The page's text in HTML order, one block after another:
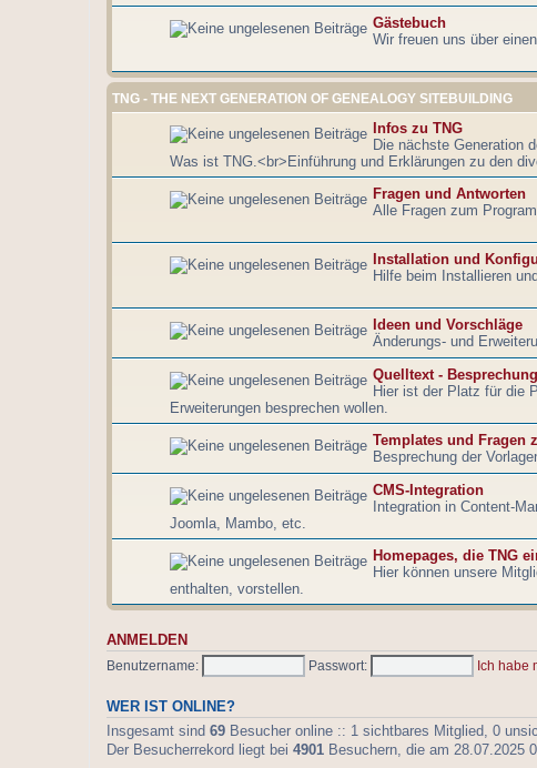
Gästebuch
Wir freuen uns über
TNG - THE NEXT GENERATION OF GENEALOGY SITEBUILDING
Infos zu TNG
Die nächste Generation
Was ist TNG.<br>Einführung und Erklärungen zu den
Fragen und Antworten
Alle Fragen zum
Installation und
Hilfe beim Installieren
Ideen und Vorschläge
Änderungs- und
Quelltext -
Hier ist der Platz für die
Erweiterungen besprechen wollen.
Templates und Fragen
Besprechung der
CMS-Integration
Integration in Content-
Joomla, Mambo, etc.
Homepages, die TNG
Hier können unsere
enthalten, vorstellen.
ANMELDEN
Benutzername:
Passwort: Ich habe
WER IST ONLINE?
Insgesamt sind 69 Besucher online :: 1 sichtbares Mitglied, 0
Der Besucherrekord liegt bei 4901 Besuchern, die am 28.07.2025